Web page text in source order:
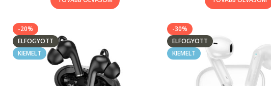
-20%
ELFOGYOTT
KIEMELT
-30%
ELFOGYOTT
KIEMELT